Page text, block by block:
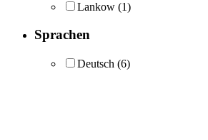
Lankow (1)
Sprachen
Deutsch (6)